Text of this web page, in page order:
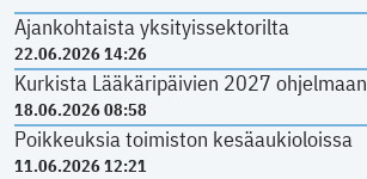
Ajankohtaista yksityissektorilta
22.06.2026 14:26
Kurkista Lääkäripäivien 2027 ohjelmaan
18.06.2026 08:58
Poikkeuksia toimiston kesäaukioloissa
11.06.2026 12:21